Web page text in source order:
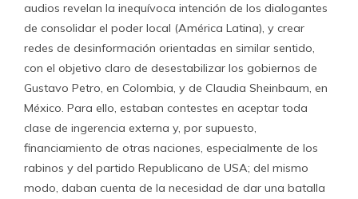
audios revelan la inequívoca intención de los dialogantes
de consolidar el poder local (América Latina), y crear
redes de desinformación orientadas en similar sentido,
con el objetivo claro de desestabilizar los gobiernos de
Gustavo Petro, en Colombia, y de Claudia Sheinbaum, en
México. Para ello, estaban contestes en aceptar toda
clase de ingerencia externa y, por supuesto,
financiamiento de otras naciones, especialmente de los
rabinos y del partido Republicano de USA; del mismo
modo, daban cuenta de la necesidad de dar una batalla